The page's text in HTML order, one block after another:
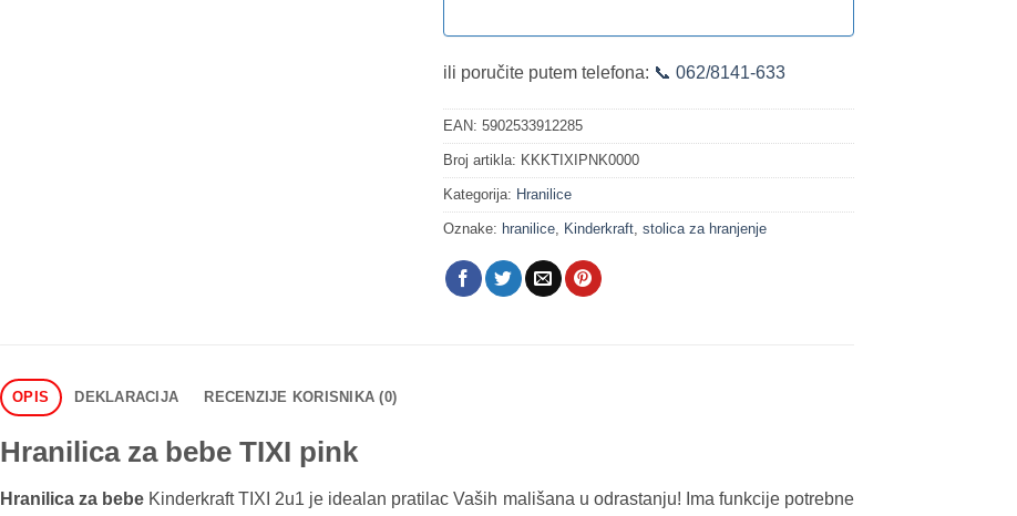
ili poručite putem telefona: 📞 062/8141-633
EAN:5902533912285
Broj artikla: KKKTIXIPNK0000
Kategorija: Hranilice
Oznake: hranilice, Kinderkraft,stolica za hranjenje
OPIS DEKLARACIJA RECENZIJE KORISNIKA (0)
Hranilica za bebe TIXI pink
Hranilica za bebeKinderkraft TIXI 2u1 je idealan pratilac Vaših mališana u odrastanju! Ima funkcije potrebne